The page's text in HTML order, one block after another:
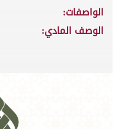
الواصفات:
الوصف المادي: